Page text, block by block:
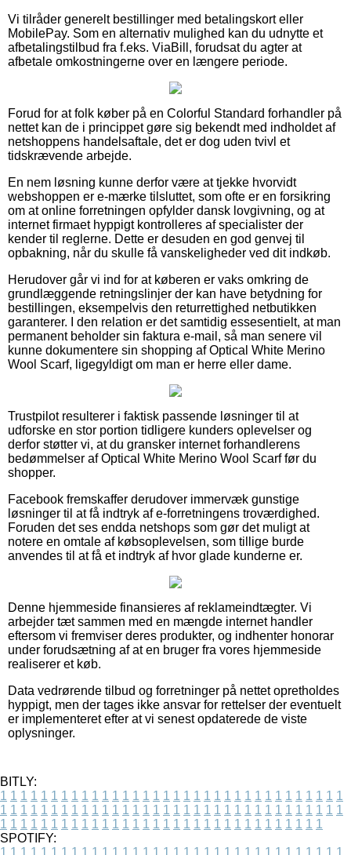
Vi tilråder generelt bestillinger med betalingskort eller
MobilePay. Som en alternativ mulighed kan du udnytte et
afbetalingstilbud fra f.eks. ViaBill, forudsat du agter at
afbetale omkostningerne over en længere periode.
Forud for at folk køber på en Colorful Standard forhandler på
nettet kan de i princippet gøre sig bekendt med indholdet af
netshoppens handelsaftale, det er dog uden tvivl et
tidskrævende arbejde.
En nem løsning kunne derfor være at tjekke hvorvidt
webshoppen er e-mærke tilsluttet, som ofte er en forsikring
om at online forretningen opfylder dansk lovgivning, og at
internet firmaet hyppigt kontrolleres af specialister der
kender til reglerne. Dette er desuden en god genvej til
opbakning, når du skulle få vanskeligheder ved dit indkøb.
Herudover går vi ind for at køberen er vaks omkring de
grundlæggende retningslinjer der kan have betydning for
bestillingen, eksempelvis den returrettighed netbutikken
garanterer. I den relation er det samtidig essesentielt, at man
permanent beholder sin faktura e-mail, så man senere vil
kunne dokumentere sin shopping af Optical White Merino
Wool Scarf, ligegyldigt om man er herre eller dame.
Trustpilot resulterer i faktisk passende løsninger til at
udforske en stor portion tidligere kunders oplevelser og
derfor støtter vi, at du gransker internet forhandlerens
bedømmelser af Optical White Merino Wool Scarf før du
shopper.
Facebook fremskaffer derudover immervæk gunstige
løsninger til at få indtryk af e-forretningens troværdighed.
Foruden det ses endda netshops som gør det muligt at
notere en omtale af købsoplevelsen, som tillige burde
anvendes til at få et indtryk af hvor glade kunderne er.
Denne hjemmeside finansieres af reklameindtægter. Vi
arbejder tæt sammen med en mængde internet handler
eftersom vi fremviser deres produkter, og indhenter honorar
under forudsætning af at en bruger fra vores hjemmeside
realiserer et køb.
Data vedrørende tilbud og forretninger på nettet opretholdes
hyppigt, men der tages ikke ansvar for rettelser der eventuelt
er implementeret efter at vi senest opdaterede de viste
oplysninger.
BITLY:
1 1 1 1 1 1 1 1 1 1 1 1 1 1 1 1 1 1 1 1 1 1 1 1 1 1 1 1 1 1 1 1 1 1
1 1 1 1 1 1 1 1 1 1 1 1 1 1 1 1 1 1 1 1 1 1 1 1 1 1 1 1 1 1 1 1 1 1
1 1 1 1 1 1 1 1 1 1 1 1 1 1 1 1 1 1 1 1 1 1 1 1 1 1 1 1 1 1 1 1
SPOTIFY:
1 1 1 1 1 1 1 1 1 1 1 1 1 1 1 1 1 1 1 1 1 1 1 1 1 1 1 1 1 1 1 1 1 1